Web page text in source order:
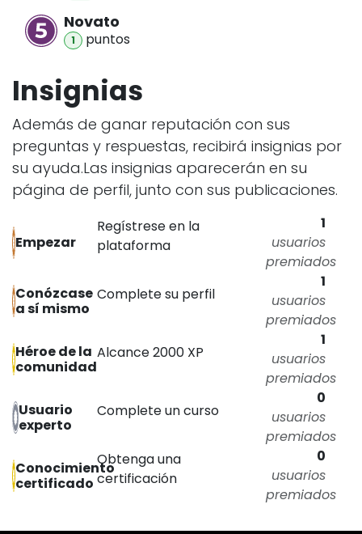
Novato
1 puntos
Insignias
Además de ganar reputación con sus
preguntas y respuestas, recibirá insignias por
su ayuda.Las insignias aparecerán en su
página de perfil, junto con sus publicaciones.
Empezar
Regístrese en la
plataforma
1
usuarios
premiados
Conózcase
a sí mismo
Complete su perfil
1
usuarios
premiados
Héroe de la
comunidad
Alcance 2000 XP
1
usuarios
premiados
Usuario
experto
Complete un curso
0
usuarios
premiados
Conocimiento
certificado
Obtenga una
certificación
0
usuarios
premiados